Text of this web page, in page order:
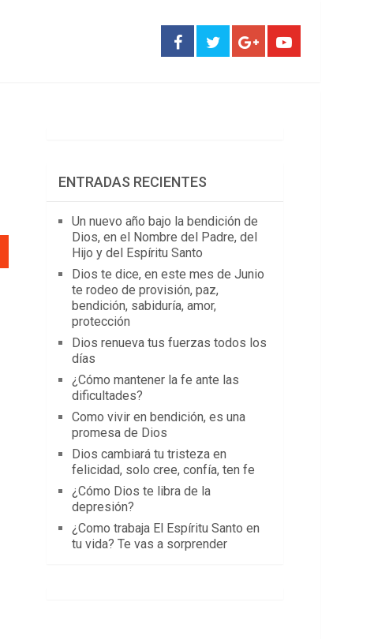
ENTRADAS RECIENTES
Un nuevo año bajo la bendición de
Dios, en el Nombre del Padre, del
Hijo y del Espíritu Santo
Dios te dice, en este mes de Junio
te rodeo de provisión, paz,
bendición, sabiduría, amor,
protección
Dios renueva tus fuerzas todos los
días
¿Cómo mantener la fe ante las
dificultades?
Como vivir en bendición, es una
promesa de Dios
Dios cambiará tu tristeza en
felicidad, solo cree, confía, ten fe
¿Cómo Dios te libra de la
depresión?
¿Como trabaja El Espíritu Santo en
tu vida? Te vas a sorprender